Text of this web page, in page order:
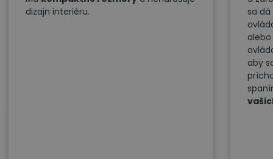
dizajn interiéru.
sa
aby